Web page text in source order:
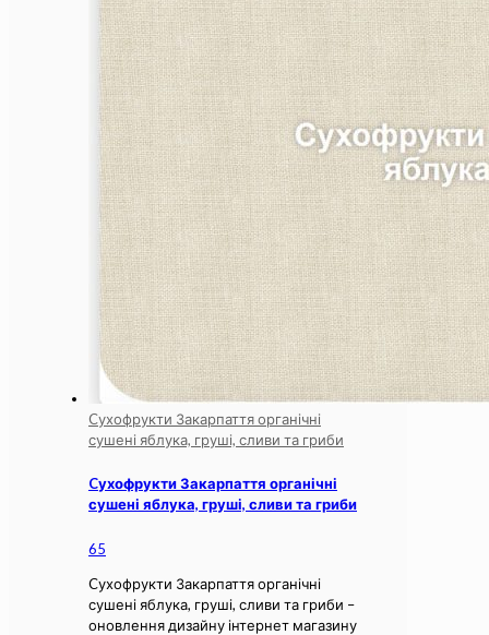
Cухофрукти Закарпаття органічні
сушені яблука, груші, сливи та гриби
Cухофрукти Закарпаття органічні
сушені яблука, груші, сливи та гриби
65
Cухофрукти Закарпаття органічні
сушені яблука, груші, сливи та гриби –
оновлення дизайну інтернет магазину